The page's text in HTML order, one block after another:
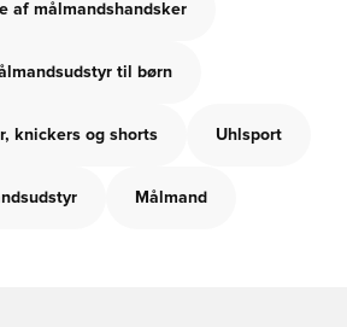
af målmandshandsker
til børn
knickers og shorts Uhlsport
Målmand